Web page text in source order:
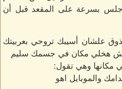
وجلس بسرعة على المقعد قبل أن
علشان أسيبك تروحي بعربيتك
هخلي مكان في جسمك سليم
وهي تقول:
والموبايل اهو